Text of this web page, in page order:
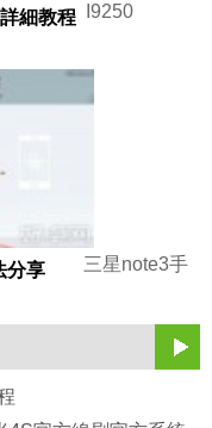
細教程I9250
分享三星note3手